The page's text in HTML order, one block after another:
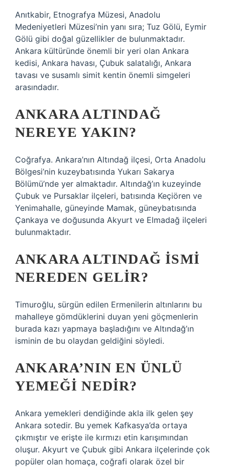
Anıtkabir, Etnografya Müzesi, Anadolu
Medeniyetleri Müzesi’nin yanı sıra; Tuz Gölü, Eymir
Gölü gibi doğal güzellikler de bulunmaktadır.
Ankara kültüründe önemli bir yeri olan Ankara
kedisi, Ankara havası, Çubuk salatalığı, Ankara
tavası ve susamlı simit kentin önemli simgeleri
arasındadır.
ANKARA ALTINDAĞ
NEREYE YAKIN?
Coğrafya. Ankara’nın Altındağ ilçesi, Orta Anadolu
Bölgesi’nin kuzeybatısında Yukarı Sakarya
Bölümü’nde yer almaktadır. Altındağ’ın kuzeyinde
Çubuk ve Pursaklar ilçeleri, batısında Keçiören ve
Yenimahalle, güneyinde Mamak, güneybatısında
Çankaya ve doğusunda Akyurt ve Elmadağ ilçeleri
bulunmaktadır.
ANKARA ALTINDAĞ ISMI
NEREDEN GELIR?
Timuroğlu, sürgün edilen Ermenilerin altınlarını bu
mahalleye gömdüklerini duyan yeni göçmenlerin
burada kazı yapmaya başladığını ve Altındağ’ın
isminin de bu olaydan geldiğini söyledi.
ANKARA’NIN EN ÜNLÜ
YEMEĞI NEDIR?
Ankara yemekleri dendiğinde akla ilk gelen şey
Ankara sotedir. Bu yemek Kafkasya’da ortaya
çıkmıştır ve erişte ile kırmızı etin karışımından
oluşur. Akyurt ve Çubuk gibi Ankara ilçelerinde çok
popüler olan homaça, coğrafi olarak özel bir